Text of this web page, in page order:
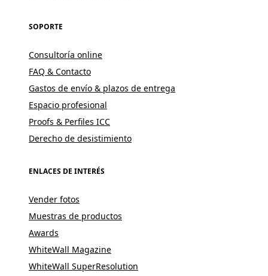
SOPORTE
Consultoría online
FAQ & Contacto
Gastos de envío & plazos de entrega
Espacio profesional
Proofs & Perfiles ICC
Derecho de desistimiento
ENLACES DE INTERÉS
Vender fotos
Muestras de productos
Awards
WhiteWall Magazine
WhiteWall SuperResolution